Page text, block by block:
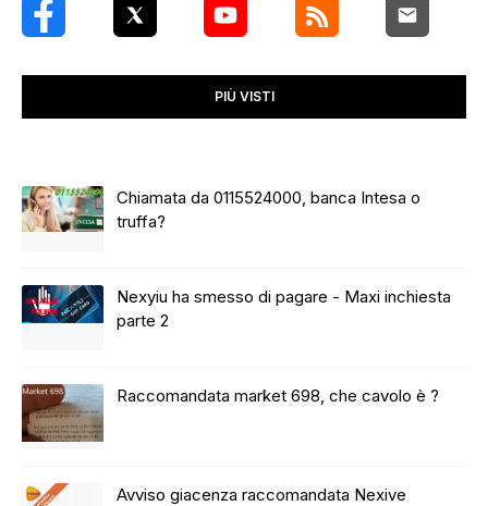
PIÙ VISTI
Chiamata da 0115524000, banca Intesa o
truffa?
Nexyiu ha smesso di pagare - Maxi inchiesta
parte 2
Raccomandata market 698, che cavolo è ?
Avviso giacenza raccomandata Nexive